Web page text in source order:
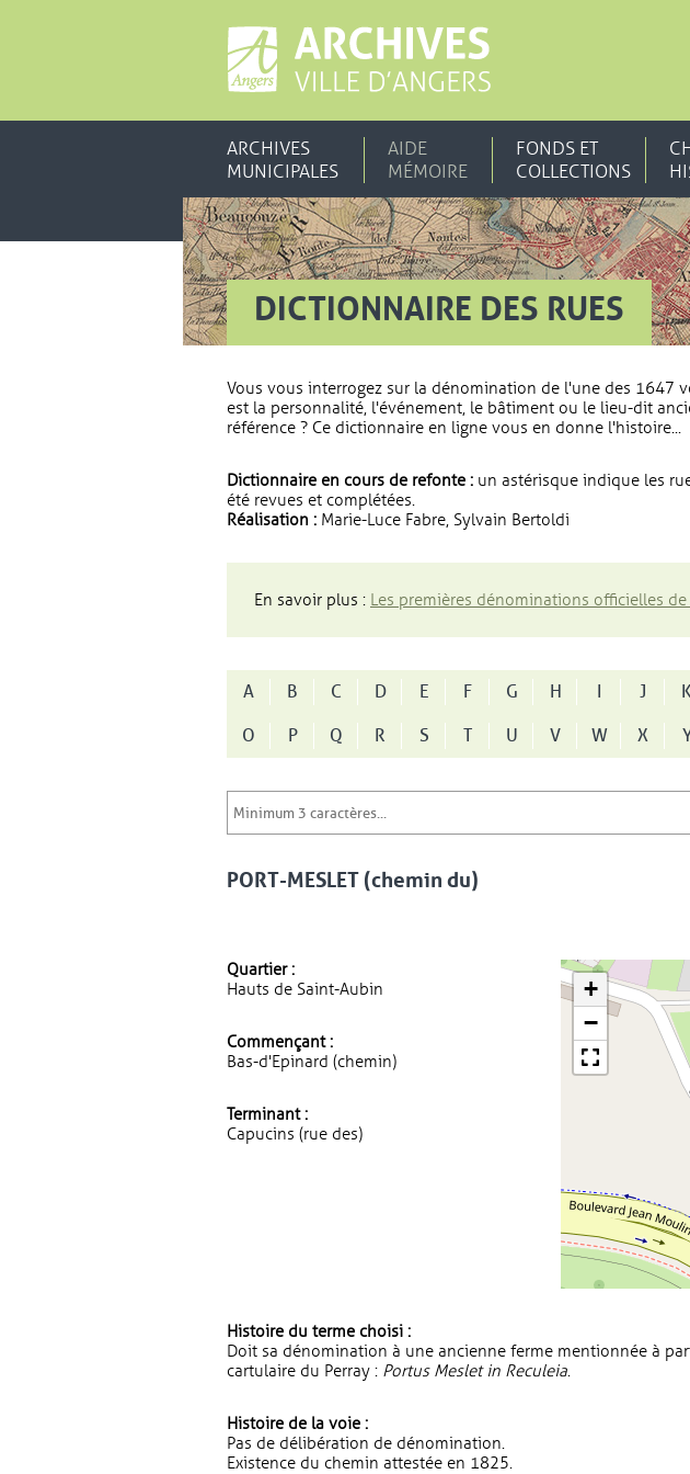
ARCHIVES
MUNICIPALES
AIDE
MÉMOIRE
FONDS ET
COLLECTIONS
DICTIONNAIRE DES RUES
Vous vous interrogez sur la dénomination de l'une des 1647
est la personnalité, l'événement, le bâtiment ou le lieu-dit
référence ? Ce dictionnaire en ligne vous en donne l'histoire...
Dictionnaire en cours de refonte : un astérisque indique les
été revues et complétées.
Réalisation : Marie-Luce Fabre, Sylvain Bertoldi
En savoir plus : Les premières dénominations officielles de
A B C D E F G H I J
O
P Q R S T U V W X
PORT-MESLET (chemin du)
Quartier :
Hauts de Saint-Aubin
Commençant :
Bas-d'Epinard (chemin)
Terminant :
Capucins (rue des)
+
−
Histoire du terme choisi :
Doit sa dénomination à une ancienne ferme mentionnée à
cartulaire du Perray : Portus Meslet in Reculeia.
Histoire de la voie :
Pas de délibération de dénomination.
Existence du chemin attestée en 1825.